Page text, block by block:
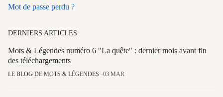
Mot de passe perdu ?
DERNIERS ARTICLES
Mots & Légendes numéro 6 "La quête" : dernier mois avant fin
des téléchargements
LE BLOG DE MOTS & LÉGENDES 03.MAR